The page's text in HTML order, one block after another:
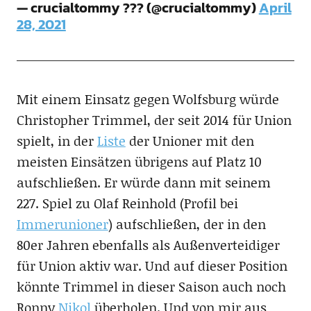
— crucialtommy ??? (@crucialtommy)April
28, 2021
Mit einem Einsatz gegen Wolfsburg würde
Christopher Trimmel, der seit 2014 für Union
spielt, in derListe der Unioner mit den
meisten Einsätzen übrigens auf Platz 10
aufschließen. Er würde dann mit seinem
227. Spiel zu Olaf Reinhold (Profil bei
Immerunioner) aufschließen, der in den
80er Jahren ebenfalls als Außenverteidiger
für Union aktiv war. Und auf dieser Position
könnte Trimmel in dieser Saison auch noch
RonnyNikol überholen. Und von mir aus